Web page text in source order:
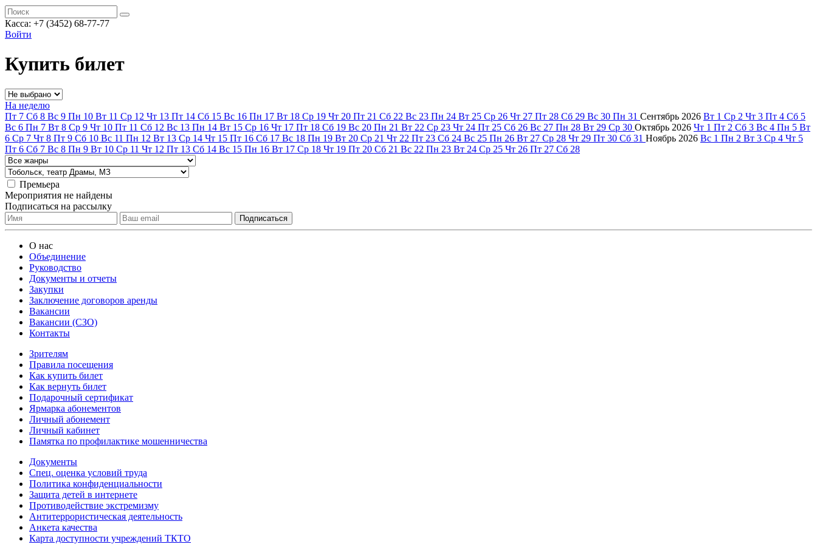
Касса: +7 (3452) 68-77-77
Войти
Купить билет
На неделю
Пт 7 Сб 8 Вс 9 Пн 10 Вт 11 Ср 12 Чт 13 Пт 14 Сб 15 Вс 16 Пн 17 Вт 18 Ср 19 Чт 20 Пт 21 Сб 22 Вс 23 Пн 24 Вт 25 Ср 26 Чт 27 Пт 28 Сб 29 Вс 30 Пн 31 Сентябрь 2026 Вт 1 Ср 2 Чт 3 Пт 4 Сб 5
Вс 6 Пн 7 Вт 8 Ср 9 Чт 10 Пт 11 Сб 12 Вс 13 Пн 14 Вт 15 Ср 16 Чт 17 Пт 18 Сб 19 Вс 20 Пн 21 Вт 22 Ср 23 Чт 24 Пт 25 Сб 26 Вс 27 Пн 28 Вт 29 Ср 30 Октябрь 2026 Чт 1 Пт 2 Сб 3 Вс 4 Пн 5 Вт
6 Ср 7 Чт 8 Пт 9 Сб 10 Вс 11 Пн 12 Вт 13 Ср 14 Чт 15 Пт 16 Сб 17 Вс 18 Пн 19 Вт 20 Ср 21 Чт 22 Пт 23 Сб 24 Вс 25 Пн 26 Вт 27 Ср 28 Чт 29 Пт 30 Сб 31 Ноябрь 2026 Вс 1 Пн 2 Вт 3 Ср 4 Чт 5
Пт 6 Сб 7 Вс 8 Пн 9 Вт 10 Ср 11 Чт 12 Пт 13 Сб 14 Вс 15 Пн 16 Вт 17 Ср 18 Чт 19 Пт 20 Сб 21 Вс 22 Пн 23 Вт 24 Ср 25 Чт 26 Пт 27 Сб 28
Премьера
Мероприятия не найдены
Подписаться на рассылку
О нас
Объединение
Руководство
Документы и отчеты
Закупки
Заключение договоров аренды
Вакансии
Вакансии (СЗО)
Контакты
Зрителям
Правила посещения
Как купить билет
Как вернуть билет
Подарочный сертификат
Ярмарка абонементов
Личный абонемент
Личный кабинет
Памятка по профилактике мошенничества
Документы
Спец. оценка условий труда
Политика конфиденциальности
Защита детей в интернете
Противодействие экстремизму
Антитеррористическая деятельность
Анкета качества
Карта доступности учреждений ТКТО